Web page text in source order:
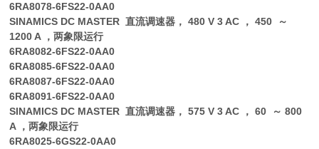
6RA8078-6FS22-0AA0
SINAMICS DC MASTER 直流调速器， 480 V 3 AC ， 450 ～
1200 A ，两象限运行
6RA8082-6FS22-0AA0
6RA8085-6FS22-0AA0
6RA8087-6FS22-0AA0
6RA8091-6FS22-0AA0
SINAMICS DC MASTER 直流调速器， 575 V 3 AC ， 60 ～ 800
A ，两象限运行
6RA8025-6GS22-0AA0